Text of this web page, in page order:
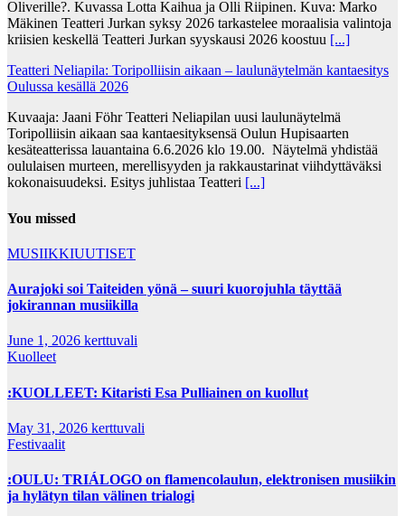
Oliverille?. Kuvassa Lotta Kaihua ja Olli Riipinen. Kuva: Marko
Mäkinen Teatteri Jurkan syksy 2026 tarkastelee moraalisia valintoja
kriisien keskellä Teatteri Jurkan syyskausi 2026 koostuu [...]
Teatteri Neliapila: Toripolliisin aikaan – laulunäytelmän kantaesitys
Oulussa kesällä 2026
Kuvaaja: Jaani Föhr Teatteri Neliapilan uusi laulunäytelmä
Toripolliisin aikaan saa kantaesityksensä Oulun Hupisaarten
kesäteatterissa lauantaina 6.6.2026 klo 19.00. Näytelmä yhdistää
oululaisen murteen, merellisyyden ja rakkaustarinat viihdyttäväksi
kokonaisuudeksi. Esitys juhlistaa Teatteri [...]
You missed
MUSIIKKIUUTISET
Aurajoki soi Taiteiden yönä – suuri kuorojuhla täyttää
jokirannan musiikilla
June 1, 2026 kerttuvali
Kuolleet
:KUOLLEET: Kitaristi Esa Pulliainen on kuollut
May 31, 2026 kerttuvali
Festivaalit
:OULU: TRIÁLOGO on flamencolaulun, elektronisen musiikin
ja hylätyn tilan välinen trialogi